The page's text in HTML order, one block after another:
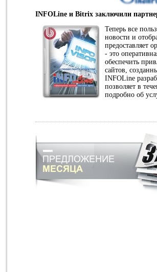
INFOLine и Bitrix заключили
Теперь все
новости и
предоставляет
- это
обеспечить
сайтов,
INFOLine
позволяет в
подробно об